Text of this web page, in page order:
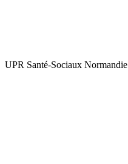
UPR Santé-Sociaux Normandie